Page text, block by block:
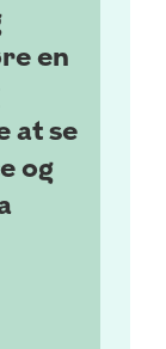
en
at se
og